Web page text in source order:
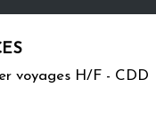
voyages H/F - CDD